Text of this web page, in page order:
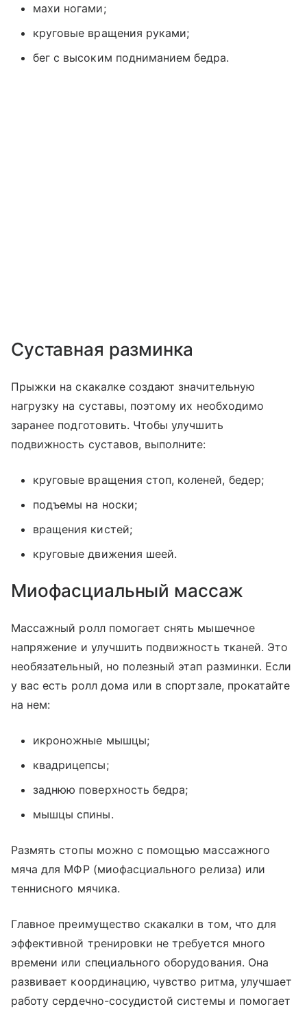
махи ногами;
круговые вращения руками;
бег с высоким подниманием бедра.
Суставная разминка
Прыжки на скакалке создают значительную
нагрузку на суставы, поэтому их необходимо
заранее подготовить. Чтобы улучшить
подвижность суставов, выполните:
круговые вращения стоп, коленей, бедер;
подъемы на носки;
вращения кистей;
круговые движения шеей.
Миофасциальный массаж
Массажный ролл помогает снять мышечное
напряжение и улучшить подвижность тканей. Это
необязательный, но полезный этап разминки. Если
у вас есть ролл дома или в спортзале, прокатайте
на нем:
икроножные мышцы;
квадрицепсы;
заднюю поверхность бедра;
мышцы спины.
Размять стопы можно с помощью массажного
мяча для МФР (миофасциального релиза) или
теннисного мячика.
Главное преимущество скакалки в том, что для
эффективной тренировки не требуется много
времени или специального оборудования. Она
развивает координацию, чувство ритма, улучшает
работу сердечно-сосудистой системы и помогает